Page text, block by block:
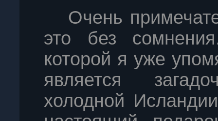
Очень
это без
которой я уже
является
холодной